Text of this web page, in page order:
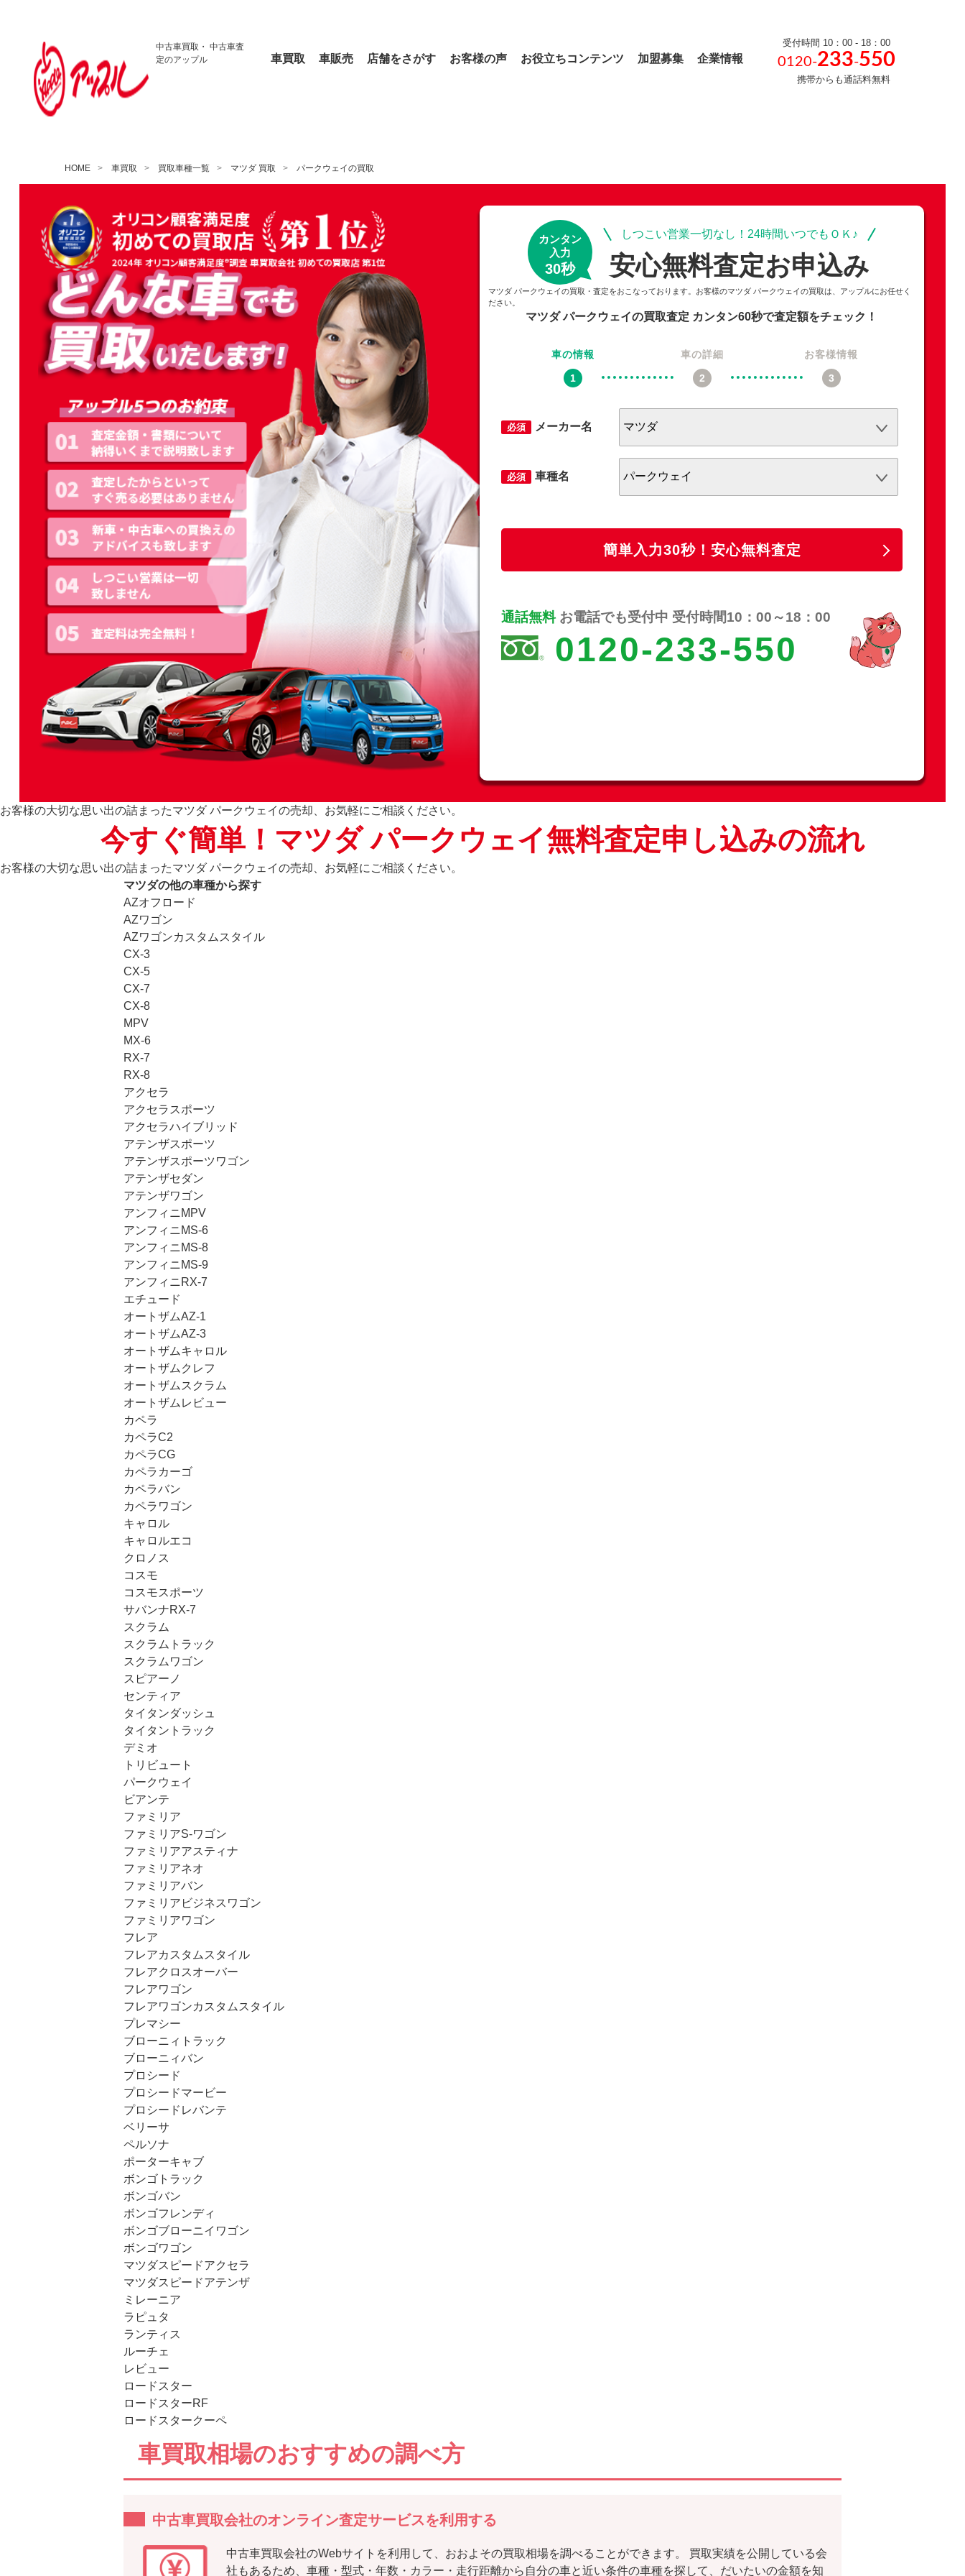
中古車買取・ 中古車査
定のアップル
車買取 車販売 店舗をさがす お客様の声 お役立ちコンテンツ 加盟募集 企業情報
受付時間 10：00 - 18：00
0120-233-550
携帯からも通話料無料
HOME 車買取 買取車種一覧 マツダ 買取 パークウェイの買取
カンタン
入力
30秒
しつこい営業一切なし！24時間いつでもＯＫ♪
安心無料査定お申込み
マツダ パークウェイの買取・査定をおこなっております。お客様のマツダ パークウェイの買取は、アップルにお任せく
ださい。
マツダ パークウェイの買取査定 カンタン60秒で査定額をチェック！
車の情報 車の詳細 お客様情報
必須 メーカー名
必須 車種名
簡単入力30秒！安心無料査定
通話無料お電話でも受付中 受付時間10：00～18：00
0120-233-550
お客様の大切な思い出の詰まったマツダ パークウェイの売却、お気軽にご相談ください。
今すぐ簡単！マツダ パークウェイ無料査定申し込みの流れ
お客様の大切な思い出の詰まったマツダ パークウェイの売却、お気軽にご相談ください。
マツダの他の車種から探す
AZオフロード
AZワゴン
AZワゴンカスタムスタイル
CX-3
CX-5
CX-7
CX-8
MPV
MX-6
RX-7
RX-8
アクセラ
アクセラスポーツ
アクセラハイブリッド
アテンザスポーツ
アテンザスポーツワゴン
アテンザセダン
アテンザワゴン
アンフィニMPV
アンフィニMS-6
アンフィニMS-8
アンフィニMS-9
アンフィニRX-7
エチュード
オートザムAZ-1
オートザムAZ-3
オートザムキャロル
オートザムクレフ
オートザムスクラム
オートザムレビュー
カペラ
カペラC2
カペラCG
カペラカーゴ
カペラバン
カペラワゴン
キャロル
キャロルエコ
クロノス
コスモ
コスモスポーツ
サバンナRX-7
スクラム
スクラムトラック
スクラムワゴン
スピアーノ
センティア
タイタンダッシュ
タイタントラック
デミオ
トリビュート
パークウェイ
ビアンテ
ファミリア
ファミリアS-ワゴン
ファミリアアスティナ
ファミリアネオ
ファミリアバン
ファミリアビジネスワゴン
ファミリアワゴン
フレア
フレアカスタムスタイル
フレアクロスオーバー
フレアワゴン
フレアワゴンカスタムスタイル
プレマシー
ブローニィトラック
ブローニィバン
プロシード
プロシードマービー
プロシードレバンテ
ベリーサ
ペルソナ
ポーターキャブ
ボンゴトラック
ボンゴバン
ボンゴフレンディ
ボンゴブローニイワゴン
ボンゴワゴン
マツダスピードアクセラ
マツダスピードアテンザ
ミレーニア
ラピュタ
ランティス
ルーチェ
レビュー
ロードスター
ロードスターRF
ロードスタークーペ
車買取相場のおすすめの調べ方
中古車買取会社のオンライン査定サービスを利用する
中古車買取会社のWebサイトを利用して、おおよその買取相場を調べることができます。 買取実績を公開している会
社もあるため、車種・型式・年数・カラー・走行距離から自分の車と近い条件の車種を探して、だいたいの金額を知